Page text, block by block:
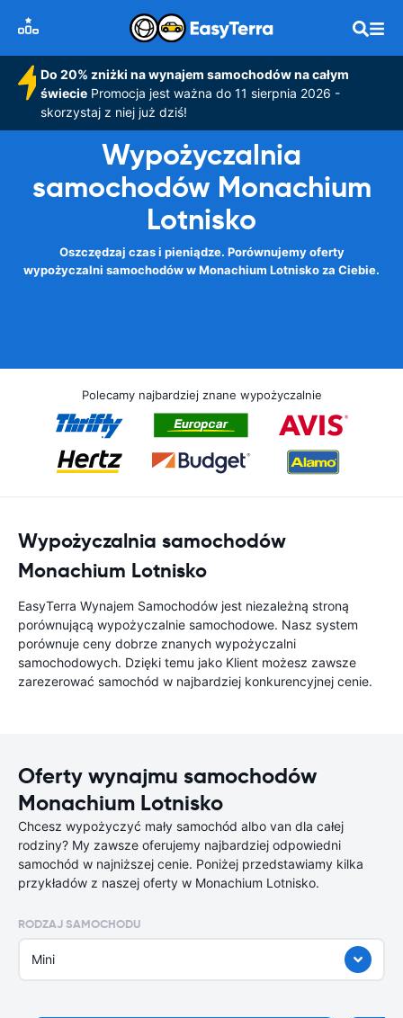
Do 20% zniżki na wynajem samochodów na całym
świeciePromocja jest ważna do 11 sierpnia 2026 -
skorzystaj z niej już dziś!
Wypożyczalnia
samochodów Monachium
Lotnisko
Oszczędzaj czas i pieniądze. Porównujemy oferty
wypożyczalni samochodów w Monachium Lotnisko za Ciebie.
Polecamy najbardziej znane wypożyczalnie
Wypożyczalnia samochodów
Monachium Lotnisko
EasyTerra Wynajem Samochodów jest niezależną stroną
porównującą wypożyczalnie samochodowe. Nasz system
porównuje ceny dobrze znanych wypożyczalni
samochodowych. Dzięki temu jako Klient możesz zawsze
zarezerować samochód w najbardziej konkurencyjnej cenie.
Oferty wynajmu samochodów
Monachium Lotnisko
Chcesz wypożyczyć mały samochód albo van dla całej
rodziny? My zawsze oferujemy najbardziej odpowiedni
samochód w najniższej cenie. Poniżej przedstawiamy kilka
przykładów z naszej oferty w Monachium Lotnisko.
RODZAJ SAMOCHODU
Mini